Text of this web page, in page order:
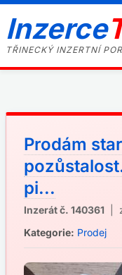
Inzerce
TŘINECKÝ INZERTNÍ
Prodám
pi...
Inzerát č. 140361 |
Kategorie: Prodej